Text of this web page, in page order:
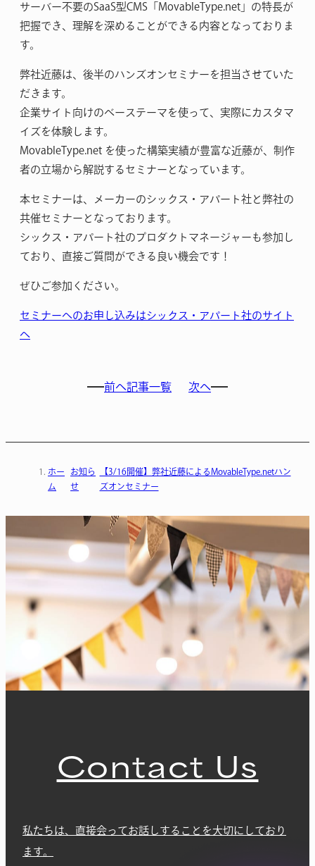
サーバー不要のSaaS型CMS「MovableType.net」の特長が
把握でき、理解を深めることができる内容となっておりま
す。
弊社近藤は、後半のハンズオンセミナーを担当させていた
だきます。
企業サイト向けのベーステーマを使って、実際にカスタマ
イズを体験します。
MovableType.net を使った構築実績が豊富な近藤が、制作
者の立場から解説するセミナーとなっています。
本セミナーは、メーカーのシックス・アパート社と弊社の
共催セミナーとなっております。
シックス・アパート社のプロダクトマネージャーも参加し
ており、直接ご質問ができる良い機会です！
ぜひご参加ください。
セミナーへのお申し込みはシックス・アパート社のサイト
へ
前へ記事一覧 次へ
ホー
ム
お知ら
せ
【3/16開催】弊社近藤によるMovableType.netハン
ズオンセミナー
Contact Us
私たちは、直接会ってお話しすることを大切にしており
ます。